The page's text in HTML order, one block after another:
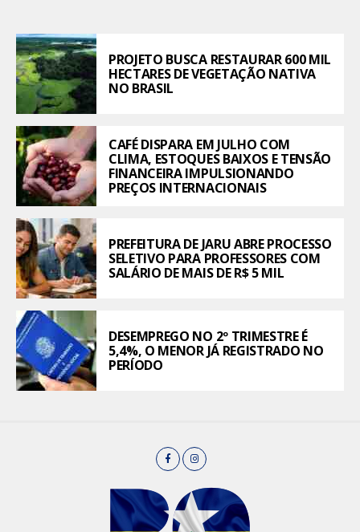
PROJETO BUSCA RESTAURAR 600 MIL
HECTARES DE VEGETAÇÃO NATIVA
NO BRASIL
CAFÉ DISPARA EM JULHO COM
CLIMA, ESTOQUES BAIXOS E TENSÃO
FINANCEIRA IMPULSIONANDO
PREÇOS INTERNACIONAIS
PREFEITURA DE JARU ABRE PROCESSO
SELETIVO PARA PROFESSORES COM
SALÁRIO DE MAIS DE R$ 5 MIL
DESEMPREGO NO 2º TRIMESTRE É
5,4%, O MENOR JÁ REGISTRADO NO
PERÍODO